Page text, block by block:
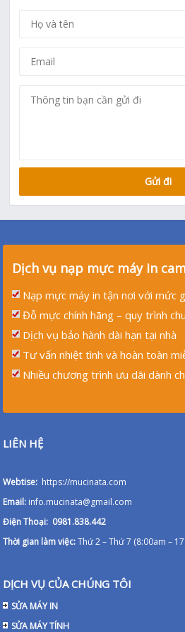
Dịch vụ nạp mực máy in
Nạp mực máy in tận nơi với mức
Đỗ mực chính hãng – quy trình
Dịch vụ bảo hành dài hạn tại nhà
Tư vấn nhiệt tình và hoàn toàn
Nhiều chương trình ưu dãi dành
LIÊN HỆ
Webtise: https://mucinata.com
Email: info.mucinata@gmail.com
Điện Thoại: 0981.838.442
Thời gian làm việc:Thứ 2 – Thứ 7 (8:00am –
DỊCH VỤ CỦA CHÚNG TÔI
SỬA MÁY IN
SỬA MÁY TÍNH